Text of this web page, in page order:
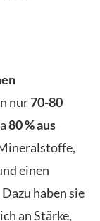
nur70-80
80 % aus
einen
haben sie
an Stärke,